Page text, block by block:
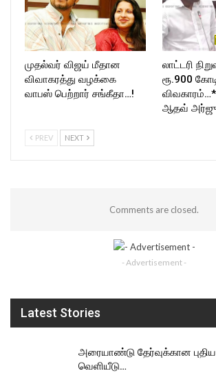
முதல்வர் விஜய் மீதான
விவாகரத்து வழக்கை
வாபஸ் பெற்றார் சங்கீதா…!
லாட்டரி
ரூ.900
விவகாரம்…*
ஆதவ்
PREV NEXT
Comments are closed.
- Advertisement -
Latest Stories
அரையாண்டு தேர்வுக்கான
வெளியீடு…